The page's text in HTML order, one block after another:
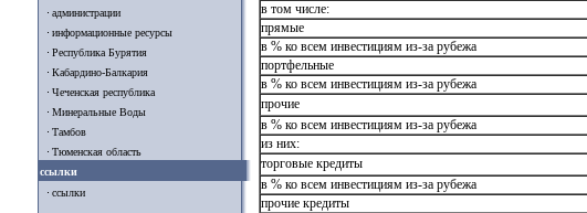
администрации
информационные ресурсы
Республика Бурятия
Кабардино-Балкария
Чеченская республика
Минеральные Воды
Тамбов
Тюменская область
ссылки
ссылки
в том числе:
прямые
в % ко всем инвестициям из-за рубежа
портфельные
в % ко всем инвестициям из-за рубежа
прочие
в % ко всем инвестициям из-за рубежа
из них:
торговые кредиты
в % ко всем инвестициям из-за рубежа
прочие кредиты